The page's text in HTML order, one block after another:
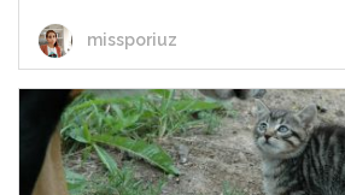
missporiuz